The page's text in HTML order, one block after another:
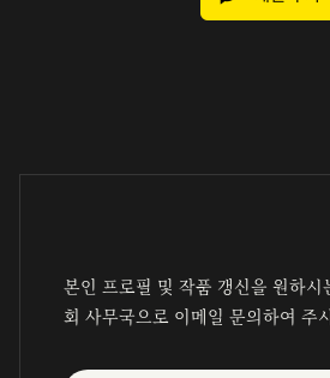
본인 프로필 및 작품 갱신을 원하시
회 사무국으로 이메일 문의하여 주